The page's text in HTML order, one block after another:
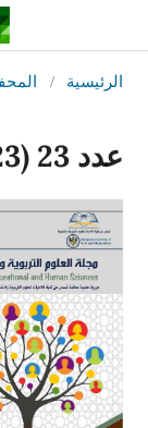
الرئيسية /
عدد 23 (2023)